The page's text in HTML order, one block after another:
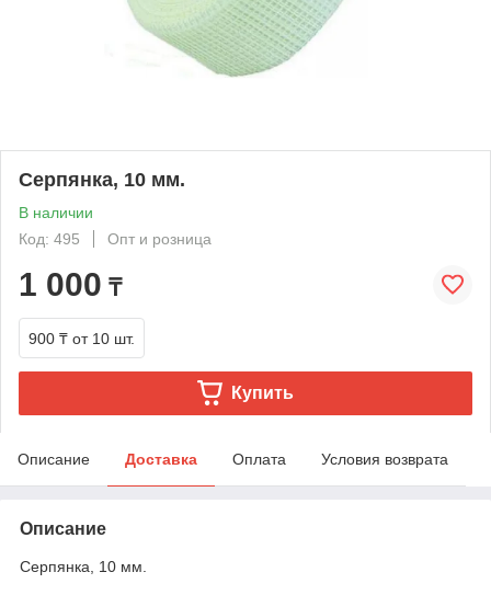
Серпянка, 10 мм.
В наличии
Код: 495
Опт и розница
1 000 ₸
900 ₸ от 10 шт.
Купить
Описание Доставка Оплата Условия возврата
Описание
Серпянка, 10 мм.